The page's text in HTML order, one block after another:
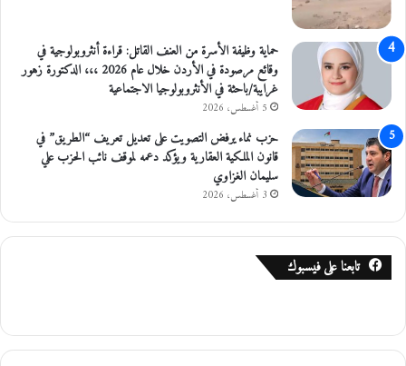
حماية وظيفة الأسرة من العنف القاتل: قراءة أنثروبولوجية في
وقائع مرصودة في الأردن خلال عام 2026 ،،، الدكتورة زهور
غرايبة/باحثة في الأنثروبولوجيا الاجتماعية
5 أغسطس، 2026
حزب نماء يرفض التصويت على تعديل تعريف “الطريق” في
قانون الملكية العقارية ويؤكد دعمه لموقف نائب الحزب علي
سليمان الغزاوي
3 أغسطس، 2026
تابعنا على فيسبوك